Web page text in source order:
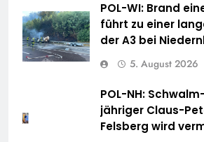
POL-WI: Brand
führt zu einer
der A3 bei
5. August 2026
POL-NH:
jähriger Claus-
Felsberg wird